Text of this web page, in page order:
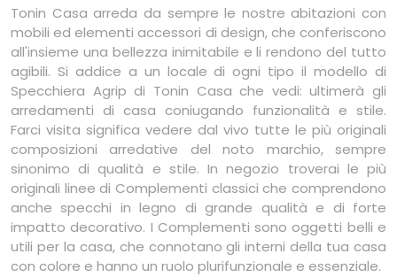
Tonin Casa arreda da sempre le nostre abitazioni con
mobili ed elementi accessori di design, che conferiscono
all'insieme una bellezza inimitabile e li rendono del tutto
agibili. Si addice a un locale di ogni tipo il modello di
Specchiera Agrip di Tonin Casa che vedi: ultimerà gli
arredamenti di casa coniugando funzionalità e stile.
Farci visita significa vedere dal vivo tutte le più originali
composizioni arredative del noto marchio, sempre
sinonimo di qualità e stile. In negozio troverai le più
originali linee di Complementi classici che comprendono
anche specchi in legno di grande qualità e di forte
impatto decorativo. I Complementi sono oggetti belli e
utili per la casa, che connotano gli interni della tua casa
con colore e hanno un ruolo plurifunzionale e essenziale.